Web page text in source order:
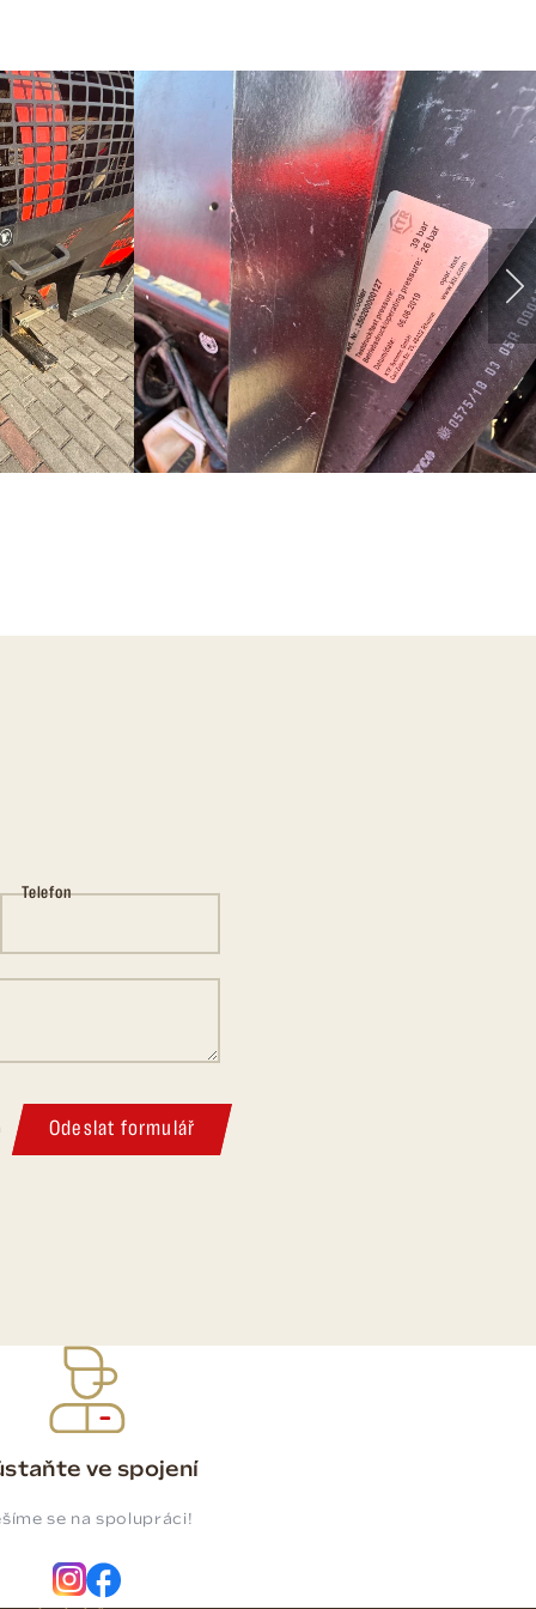
Telefon
Odeslat formulář
ve spojení
se na spolupráci!